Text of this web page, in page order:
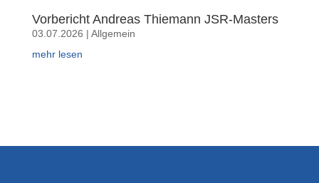
Vorbericht Andreas Thiemann JSR-Masters
03.07.2026 | Allgemein
mehr lesen